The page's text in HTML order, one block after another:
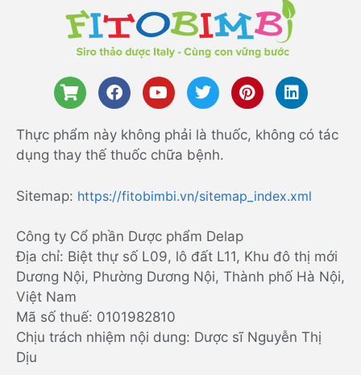
Thực phẩm này không phải là thuốc, không có tác
dụng thay thế thuốc chữa bệnh.
Sitemap: https://fitobimbi.vn/sitemap_index.xml
Công ty Cổ phần Dược phẩm Delap
Địa chỉ: Biệt thự số L09, lô đất L11, Khu đô thị mới
Dương Nội, Phường Dương Nội, Thành phố Hà Nội,
Việt Nam
Mã số thuế: 0101982810
Chịu trách nhiệm nội dung: Dược sĩ Nguyễn Thị
Dịu